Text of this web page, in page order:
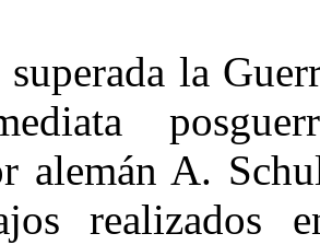
superada la
alemán A.
realizados